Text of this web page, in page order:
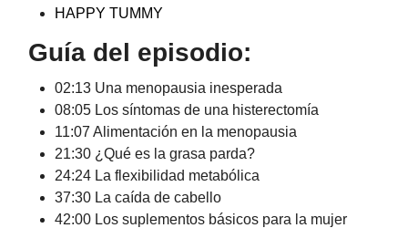
HAPPY TUMMY
Guía del episodio:
02:13 Una menopausia inesperada
08:05 Los síntomas de una histerectomía
11:07 Alimentación en la menopausia
21:30 ¿Qué es la grasa parda?
24:24 La flexibilidad metabólica
37:30 La caída de cabello
42:00 Los suplementos básicos para la mujer